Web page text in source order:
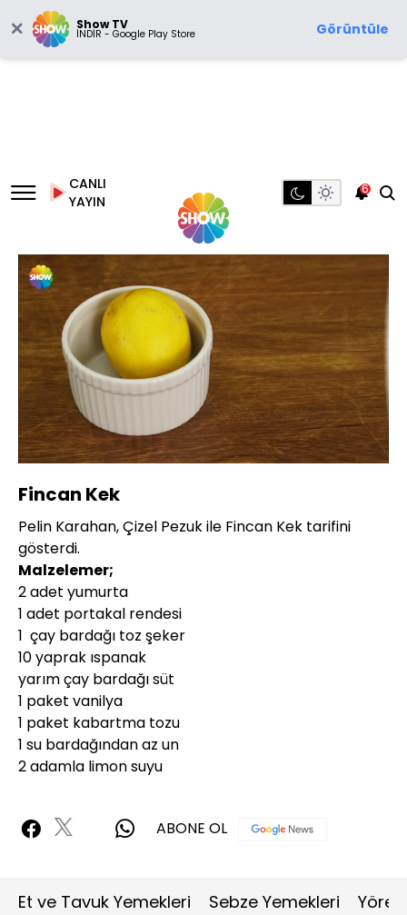
Show TV
İNDİR - Google Play Store Görüntüle
CANLI
YAYIN
6
Sesi
Aç
360P
Yüklendi
10.54%
Oynatma
Hızı
Fincan Kek
Pelin Karahan, Çizel Pezuk ile Fincan Kek tarifini
gösterdi.
Malzelemer;
2 adet yumurta
1 adet portakal rendesi
1 çay bardağı toz şeker
10 yaprak ıspanak
yarım çay bardağı süt
1 paket vanilya
1 paket kabartma tozu
1 su bardağından az un
2 adamla limon suyu
ABONE OL
Et ve Tavuk Yemekleri Sebze Yemekleri